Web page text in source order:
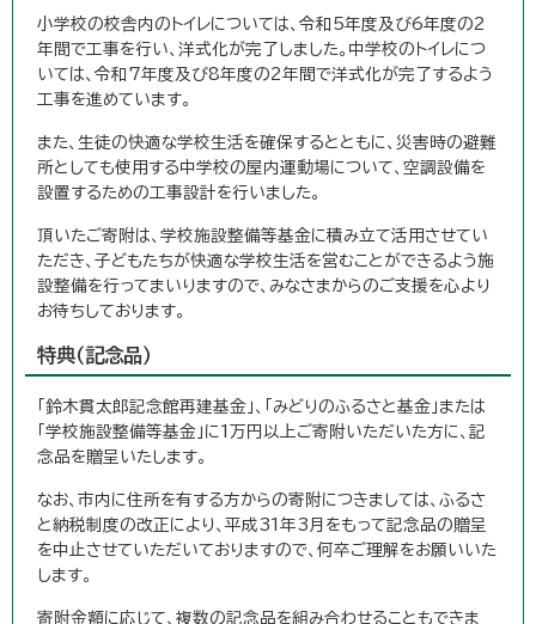
小学校の校舎内のトイレについては、令和5年度及び6年度の2
年間で工事を行い、洋式化が完了しました。中学校のトイレにつ
いては、令和7年度及び8年度の2年間で洋式化が完了するよう
工事を進めています。
また、生徒の快適な学校生活を確保するとともに、災害時の避難
所としても使用する中学校の屋内運動場について、空調設備を
設置するための工事設計を行いました。
頂いたご寄附は、学校施設整備等基金に積み立て活用させてい
ただき、子どもたちが快適な学校生活を営むことができるよう施
設整備を行ってまいりますので、みなさまからのご支援を心より
お待ちしております。
特典（記念品）
「鈴木貫太郎記念館再建基金」、「みどりのふるさと基金」または
「学校施設整備等基金」に1万円以上ご寄附いただいた方に、記
念品を贈呈いたします。
なお、市内に住所を有する方からの寄附につきましては、ふるさ
と納税制度の改正により、平成31年3月をもって記念品の贈呈
を中止させていただいておりますので、何卒ご理解をお願いいた
します。
寄附金額に応じて、複数の記念品を組み合わせることもできま